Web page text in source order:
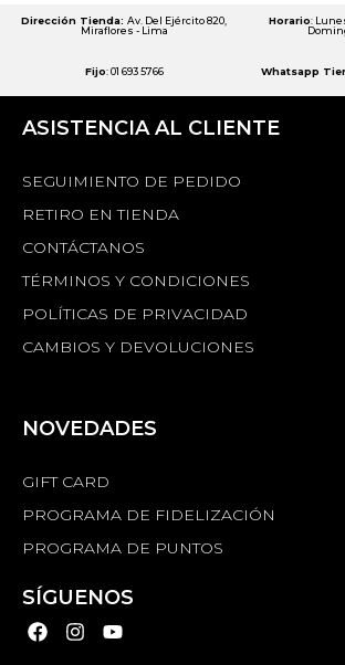
Dirección Tienda: Av. Del Ejército 820,
Miraflores - Lima
Horario:
Fijo: 01 693 5766 Whatsapp
ASISTENCIA AL CLIENTE
SEGUIMIENTO DE PEDIDO
RETIRO EN TIENDA
CONTÁCTANOS
TÉRMINOS Y CONDICIONES
POLÍTICAS DE PRIVACIDAD
CAMBIOS Y DEVOLUCIONES
NOVEDADES
GIFT CARD
PROGRAMA DE FIDELIZACIÓN
PROGRAMA DE PUNTOS
SÍGUENOS